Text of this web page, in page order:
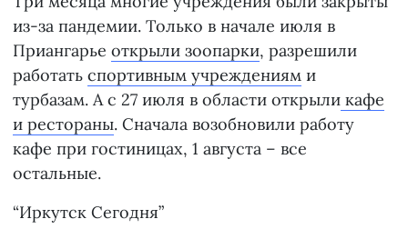
из-за пандемии. Только в начале июля в
Приангарье открыли зоопарки, разрешили
работать спортивным учреждениям и
турбазам. А с 27 июля в области открыли кафе
и рестораны. Сначала возобновили работу
кафе при гостиницах, 1 августа – все
остальные.
“Иркутск Сегодня”